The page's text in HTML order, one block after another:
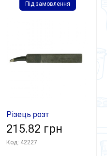
Під замовлення
Різець розт
12х12х100 ВК8 гл.
215.82 грн
Код: 42227